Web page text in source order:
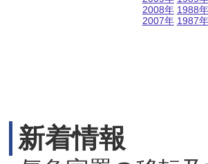
2008年
2007年
1988年
1987年
新着情報